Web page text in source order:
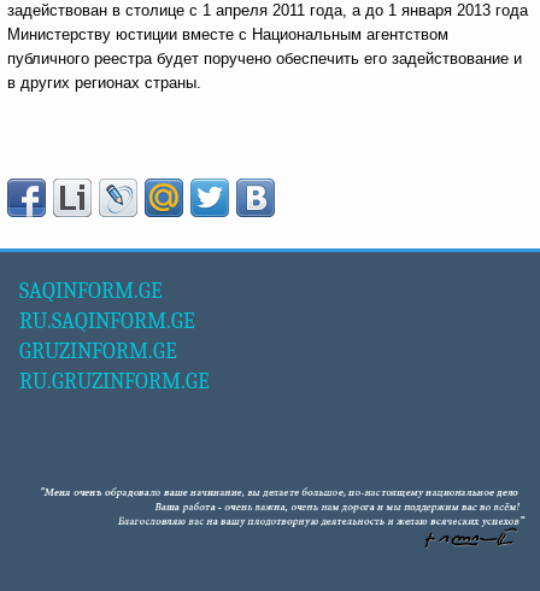
задействован в столице с 1 апреля 2011 года, а до 1 января 2013 года
Министерству юстиции вместе с Национальным агентством
публичного реестра будет поручено обеспечить его задействование и
в других регионах страны.
SAQINFORM.GE
RU.SAQINFORM.GE
GRUZINFORM.GE
RU.GRUZINFORM.GE